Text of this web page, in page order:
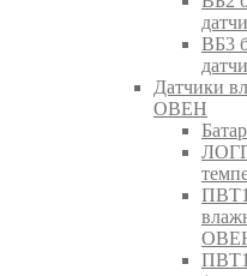
ВБ3
Датчики
ОВЕН